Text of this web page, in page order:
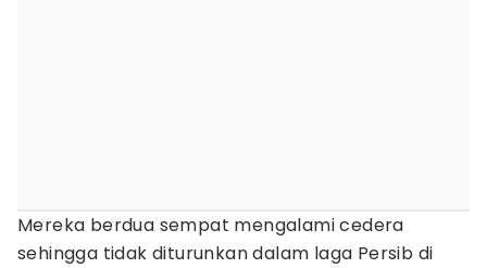
Mereka berdua sempat mengalami cedera
sehingga tidak diturunkan dalam laga Persib di